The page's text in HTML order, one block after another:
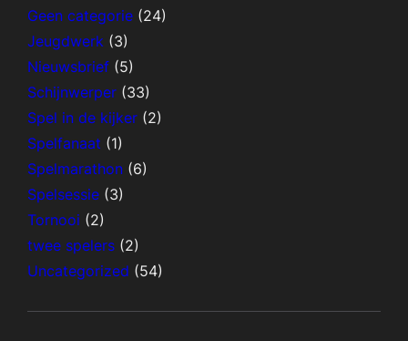
Geen categorie (24)
Jeugdwerk (3)
Nieuwsbrief (5)
Schijnwerper (33)
Spel in de kijker (2)
Spelfanaat (1)
Spelmarathon (6)
Spelsessie (3)
Tornooi (2)
twee spelers (2)
Uncategorized (54)